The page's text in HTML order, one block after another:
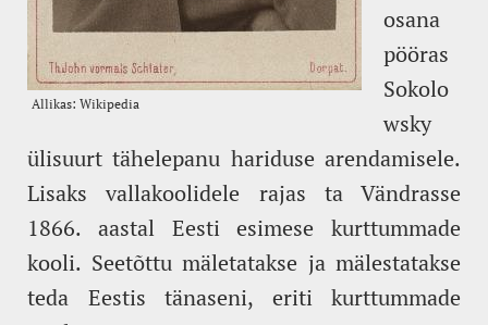
osana
pööras
Sokolo
wsky
ülisuurt tähelepanu hariduse arendamisele.
Lisaks vallakoolidele rajas ta Vändrasse
1866. aastal Eesti esimese kurttummade
kooli. Seetõttu mäletatakse ja mälestatakse
teda Eestis tänaseni, eriti kurttummade